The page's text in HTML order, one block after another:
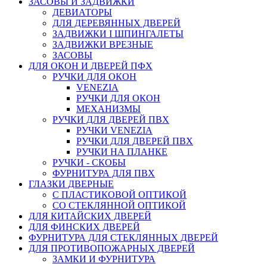
ДЕВИАТОРЫ
ДЛЯ ДЕРЕВЯННЫХ ДВЕРЕЙ
ЗАДВИЖКИ I ШПИНГАЛЕТЫ
ЗАДВИЖКИ ВРЕЗНЫЕ
ЗАСОВЫ
ДЛЯ ОКОН И ДВЕРЕЙ ПФХ
РУЧКИ ДЛЯ ОКОН
VENEZIA
РУЧКИ ДЛЯ ОКОН
МЕХАНИЗМЫ
РУЧКИ ДЛЯ ДВЕРЕЙ ПВХ
РУЧКИ VENEZIA
РУЧКИ ДЛЯ ДВЕРЕЙ ПВХ
РУЧКИ НА ПЛАНКЕ
РУЧКИ - СКОБЫ
ФУРНИТУРА ДЛЯ ПВХ
ГЛАЗКИ ДВЕРНЫЕ
С ПЛАСТИКОВОЙ ОПТИКОЙ
СО СТЕКЛЯННОЙ ОПТИКОЙ
ДЛЯ КИТАЙСКИХ ДВЕРЕЙ
ДЛЯ ФИНСКИХ ДВЕРЕЙ
ФУРНИТУРА ДЛЯ СТЕКЛЯННЫХ ДВЕРЕЙ
ДЛЯ ПРОТИВОПОЖАРНЫХ ДВЕРЕЙ
ЗАМКИ И ФУРНИТУРА